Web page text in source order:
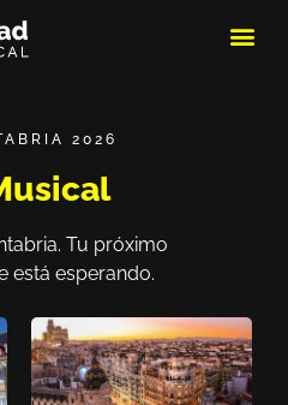
2026
Tu próximo
está esperando.